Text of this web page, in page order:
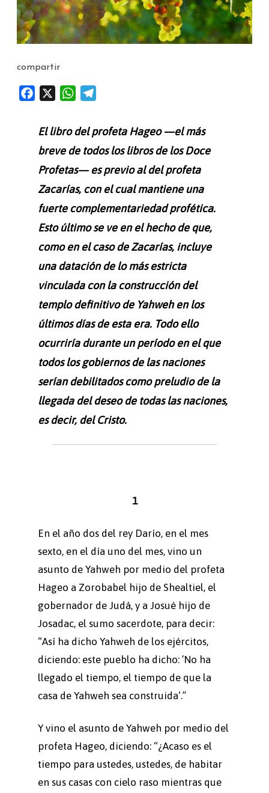
compartir
b
o
W
a
s
A
p
g
r
a
m
El libro del profeta Hageo—el más
breve de todos los libros de los Doce
Profetas—es previo al del profeta
Zacarías, con el cual mantiene una
fuerte complementariedad profética.
Esto último se ve en el hecho de que,
como en el caso de Zacarías, incluye
una datación de lo más estricta
vinculada con la construcción del
templo definitivo de Yahweh en los
últimos días de esta era. Todo ello
ocurriría durante un período en el que
todos los gobiernos de las naciones
serían debilitados como preludio de la
llegada del deseo de todas las naciones,
es decir, del Cristo.
1
En el año dos del rey Darío, en el mes
sexto, en el día uno del mes, vino un
asunto de Yahweh por medio del profeta
Hageo a Zorobabel hijo de Shealtiel, el
gobernador de Judá, y a Josué hijo de
Josadac, el sumo sacerdote, para decir:
“Así ha dicho Yahweh de los ejércitos,
diciendo: este pueblo ha dicho: ’No ha
llegado el tiempo, el tiempo de que la
casa de Yahweh sea construida‘.”
Y vino el asunto de Yahweh por medio del
profeta Hageo, diciendo: “¿Acaso es el
tiempo para ustedes, ustedes, de habitar
en sus casas con cielo raso mientras que